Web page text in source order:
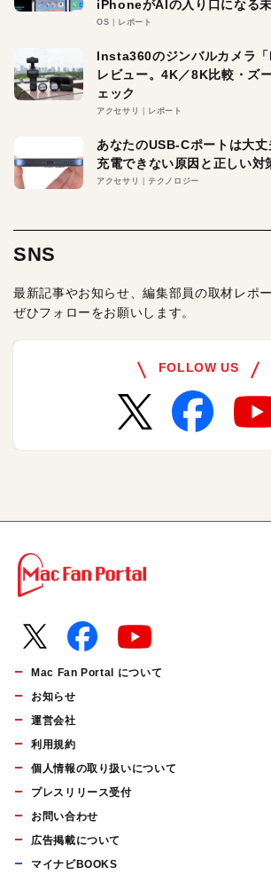
iPhoneがAIの入り口になる
OS レポート
Insta360のジンバルカメラ
レビュー。4K／8K比較・ズ
ェック
アクセサリ レポート
あなたのUSB-Cポートは大丈
充電できない原因と正しい対
アクセサリ テクノロジー
SNS
最新記事やお知らせ、編集部員の取材レポ
ぜひフォローをお願いします。
FOLLOW US
Mac Fan Portal について
お知らせ
運営会社
利用規約
個人情報の取り扱いについて
プレスリリース受付
お問い合わせ
広告掲載について
マイナビBOOKS